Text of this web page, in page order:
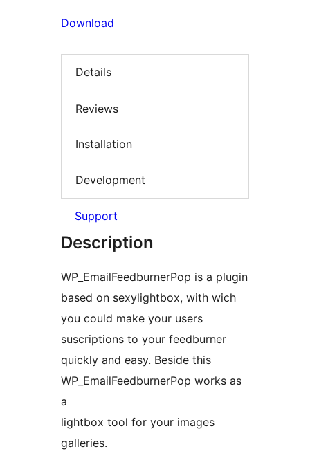
Download
Details
Reviews
Installation
Development
Support
Description
WP_EmailFeedburnerPop is a plugin
based on sexylightbox, with wich
you could make your users
suscriptions to your feedburner
quickly and easy. Beside this
WP_EmailFeedburnerPop works as
a
lightbox tool for your images
galleries.